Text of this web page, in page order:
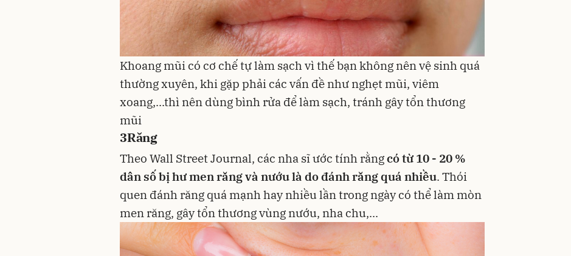
Khoang mũi có cơ chế tự làm sạch vì thế bạn không nên vệ sinh quá
thường xuyên, khi gặp phải các vấn đề như nghẹt mũi, viêm
xoang,...thì nên dùng bình rửa để làm sạch, tránh gây tổn thương
mũi
3Răng
Theo Wall Street Journal, các nha sĩ ước tính rằngcó từ 10 - 20 %
dân số bị hư men răng và nướu là do đánh răng quá nhiều. Thói
quen đánh răng quá mạnh hay nhiều lần trong ngày có thể làm mòn
men răng, gây tổn thương vùng nướu, nha chu,...